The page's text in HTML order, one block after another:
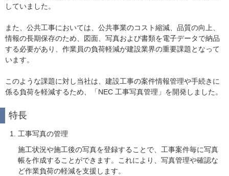
していました。
また、公共工事においては、公共事業のコスト縮減、品質の向上、
情報の長期保存のため、図面、写真および書類を電子データで納品
する必要があり、作業員の負荷軽減が建設業界の重要課題となって
います。
このような課題に対し当社は、建設工事の案件情報管理や手続きに
係る負荷を軽減するため、「NEC 工事写真管理」を開発しました。
特長
工事写真の管理
施工状況や施工後の写真を登録することで、工事案件毎に写真
帳を作成することができます。これにより、写真管理や確認な
ど作業負荷の軽減を支援します。